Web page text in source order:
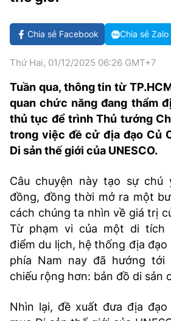
GOLF
CÁC CÚP CHÂU ÂU
BẢNG XẾP HẠNG
VĂN HÓA
GIẢI TRÍ
DIỄN ĐÀN
CÔNG NGHIỆP VĂN HÓA
NHỊP ĐẬP SỨC KHỎE
X-QUANG TIN ĐỒN
VIẾT LẠI ƯỚC MƠ
GIẢI TRÍ
PHIM
ÂM NHẠC
KBIZ
DU LỊCH
TIN TỨC
ĐIỂM ĐẾN
ẢNH
TƯ VẤN
THẾ GIỚI SAO
HIGHTECH
TIÊU ĐIỂM - SPOTLIGHT
BẠN CẦN BIẾT
INFOGRAPHIC
E-MAGAZINE
ẢNH
BÁO GIẤY
TRA CỨU PHƯỜNG XÃ
CỐNG HIẾN
Chia sẻ Facebook Chia sẻ Zalo
Thứ Hai, 01/12/2025 06:26 GMT+7
Tuần qua, thông tin từ
quan chức năng đang thẩm
thủ tục để trình Thủ tướng
trong việc đề cử địa đạo Củ
Di sản thế giới của UNESCO.
Câu chuyện này tạo sự
đồng, đồng thời mở ra một
cách chúng ta nhìn về giá trị
Từ phạm vi của một di tích
điểm du lịch, hệ thống địa
phía Nam nay đã hướng tới
chiếu rộng hơn: bản đồ di sản
Nhìn lại, đề xuất đưa địa